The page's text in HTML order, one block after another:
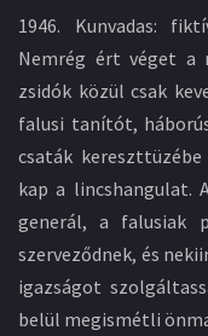
1946. Kunvadas:
Nemrég ért véget a
zsidók közül csak
falusi tanítót,
csaták
kap a lincshangulat.
generál, a falusiak
szerveződnek, és
igazságot
belül megismétli